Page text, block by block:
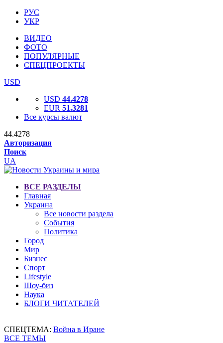
РУС
УКР
ВИДЕО
ФОТО
ПОПУЛЯРНЫЕ
СПЕЦПРОЕКТЫ
USD
USD 44.4278
EUR 51.3281
Все курсы валют
44.4278
Авторизация
Поиск
UA
ВСЕ РАЗДЕЛЫ
Главная
Украина
Все новости раздела
События
Политика
Город
Мир
Бизнес
Спорт
Lifestyle
Шоу-биз
Наука
БЛОГИ ЧИТАТЕЛЕЙ
СПЕЦТЕМА: Война в Иране
ВСЕ ТЕМЫ